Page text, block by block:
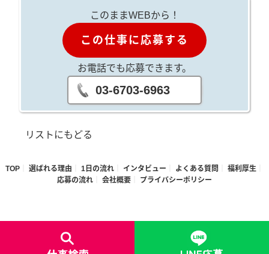
このままWEBから！
この仕事に応募する
お電話でも応募できます。
03-6703-6963
リストにもどる
TOP 選ばれる理由 1日の流れ インタビュー よくある質問
福利厚生
応募の流れ
会社概要 プライバシーポリシー